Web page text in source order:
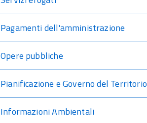
Pagamenti dell'amministrazione
Opere pubbliche
Pianificazione e Governo del Territorio
Informazioni Ambientali